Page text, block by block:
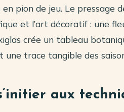
pion de jeu. Le pressage
et l’art décoratif : une
crée un tableau
trace tangible des
aux